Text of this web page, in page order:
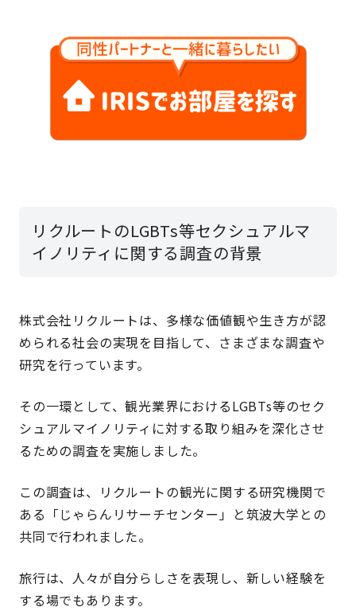
リクルートのLGBTs等セクシュアルマ
イノリティに関する調査の背景
株式会社リクルートは、多様な価値観や生き方が認
められる社会の実現を目指して、さまざまな調査や
研究を行っています。
その一環として、観光業界におけるLGBTs等のセク
シュアルマイノリティに対する取り組みを深化させ
るための調査を実施しました。
この調査は、リクルートの観光に関する研究機関で
ある「じゃらんリサーチセンター」と筑波大学との
共同で行われました。
旅行は、人々が自分らしさを表現し、新しい経験を
する場でもあります。